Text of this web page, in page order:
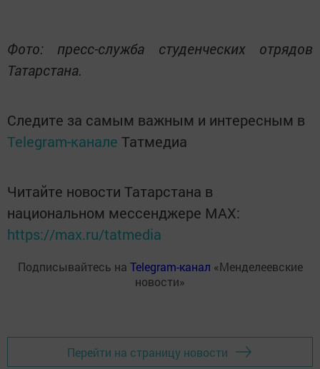
Фото: пресс-служба студенческих отрядов
Татарстана.
Следите за самым важным и интересным в
Telegram-канале Татмедиа
Читайте новости Татарстана в
национальном мессенджере MАХ:
https://max.ru/tatmedia
Подписывайтесь на Telegram-канал «Менделеевские
новости»
Перейти на страницу новости